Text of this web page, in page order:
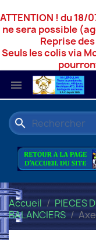
ATTENTION ! du
ne sera possible
Reprise
Seuls les colis via

search
Accueil PIECES
BALANCIERS